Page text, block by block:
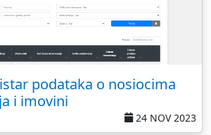
podataka o nosiocima
i imovini
24 NOV 2023